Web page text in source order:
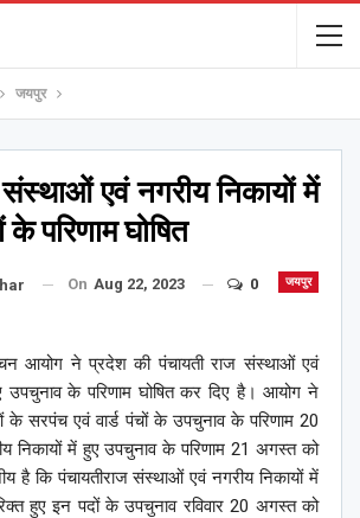
जयपुर
संस्थाओं एवं नगरीय निकायों में
परिणाम घोषित
जयपुर
On Aug 22, 2023 0
आयोग ने प्रदेश की पंचायती राज संस्थाओं एवं
उपचुनाव के परिणाम घोषित कर दिए है। आयोग ने
के सरपंच एवं वार्ड पंचों के उपचुनाव के परिणाम 20
निकायों में हुए उपचुनाव के परिणाम 21 अगस्त को
है कि पंचायतीराज संस्थाओं एवं नगरीय निकायों में
हुए इन पदों के उपचुनाव रविवार 20 अगस्त को